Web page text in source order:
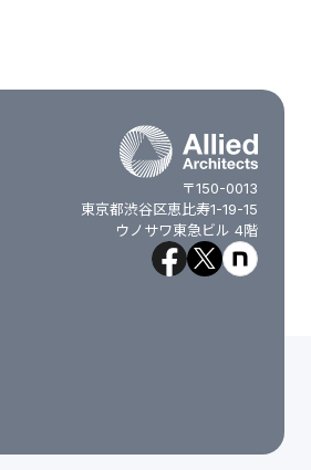
〒150-0013
東京都渋谷区恵比寿1-19-15
ウノサワ東急ビル 4階